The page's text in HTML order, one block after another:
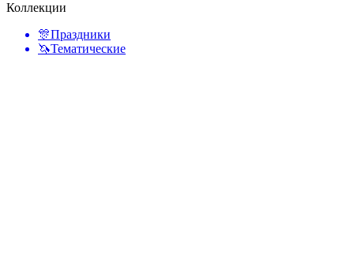
Коллекции
🎊Праздники
🦄Тематические